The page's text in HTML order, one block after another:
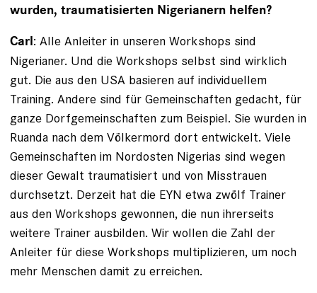
wurden, traumatisierten Nigerianern helfen?
Carl: Alle Anleiter in unseren Workshops sind
Nigerianer. Und die Workshops selbst sind wirklich
gut. Die aus den USA basieren auf indivi­duellem
Training. Andere sind für Gemein­schaften gedacht, für
ganze Dorfgemeinschaften zum Beispiel. Sie wurden in
Ruanda nach dem Völkermord dort entwickelt. Viele
Gemeinschaften im Nordosten Nigerias sind wegen
dieser Gewalt traumatisiert und von Misstrauen
durchsetzt. Derzeit hat die EYN etwa zwölf Trainer
aus den Workshops gewonnen, die nun ihrerseits
weitere Trainer ausbilden. Wir wollen die Zahl der
Anleiter für diese Workshops multiplizieren, um noch
mehr Menschen damit zu erreichen.